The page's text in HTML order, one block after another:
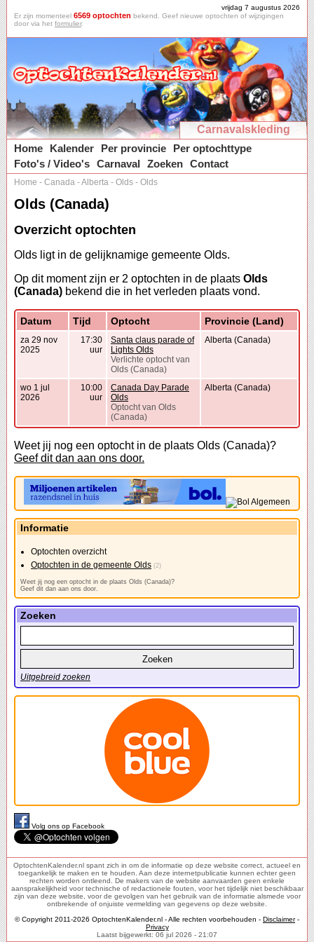
vrijdag 7 augustus 2026
Er zijn momenteel 6569 optochten bekend. Geef nieuwe optochten of wijzigingen
door via het formulier.
Carnavalskleding
Home
Kalender Per provincie
Per optochttype
Foto's / Video's Carnaval Zoeken Contact
Home - Canada -Alberta - Olds - Olds
Olds (Canada)
Overzicht optochten
Olds ligt in de gelijknamige gemeente Olds.
Op dit moment zijn er 2 optochten in de plaats Olds
(Canada) bekend die in het verleden plaats vond.
Datum Tijd Optocht Provincie (Land)
za 29 nov
2025
17:30
uur
Santa claus parade of
Lights Olds
Verlichte optocht van
Olds (Canada)
Alberta (Canada)
wo 1 jul
2026
10:00
uur
Canada Day Parade
Olds
Optocht van Olds
(Canada)
Alberta (Canada)
Weet jij nog een optocht in de plaats Olds (Canada)?
Geef dit dan aan ons door.
Informatie
Optochten overzicht
Optochten in de gemeente Olds (2)
Weet jij nog een optocht in de plaats Olds (Canada)?
Geef dit dan aan ons door.
Zoeken
Uitgebreid zoeken
Volg ons op Facebook
OptochtenKalender.nl spant zich in om de informatie op deze website correct, actueel en
toegankelijk te maken en te houden. Aan deze internetpublicatie kunnen echter geen
rechten worden ontleend. De makers van de website aanvaarden geen enkele
aansprakelijkheid voor technische of redactionele fouten, voor het tijdelijk niet beschikbaar
zijn van deze website, voor de gevolgen van het gebruik van de informatie alsmede voor
ontbrekende of onjuiste vermelding van gegevens op deze website.
© Copyright 2011-2026 OptochtenKalender.nl - Alle rechten voorbehouden - Disclaimer-
Privacy
Laatst bijgewerkt: 06 jul 2026 - 21:07